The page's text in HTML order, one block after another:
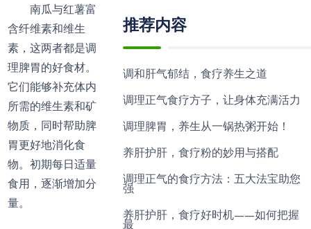
南瓜与红薯富
含纤维素和维生
素，这两者都是调
理脾胃的好食材。
它们能够补充体内
所需的维生素和矿
物质，同时帮助脾
胃更好地消化食
物。初期每日适量
食用，逐渐增加分
量。
推荐内容
调和肝气郁结，食疗养生之道
调理正气食疗方子，让身体充满活力
调理脾胃，养生从一锅热粥开始！
养肝护肝，食疗粉的妙用与搭配
调理正气的食疗方法：五大法宝助您
强
养肝护肝，食疗好时机——如何把握